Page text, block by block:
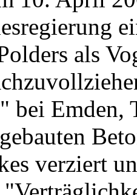
als
bei Emden,
verziert